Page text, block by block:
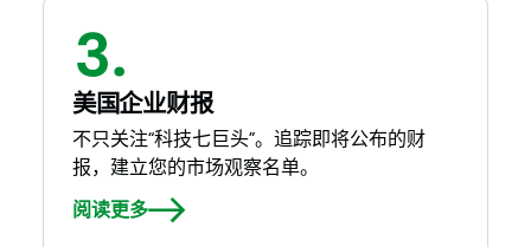
美国企业财报
不只关注“科技七巨头”。追踪即将公布的财
报，建立您的市场观察名单。
阅读更多